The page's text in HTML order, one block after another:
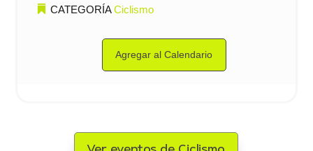
CATEGORÍACiclismo
Agregar al Calendario